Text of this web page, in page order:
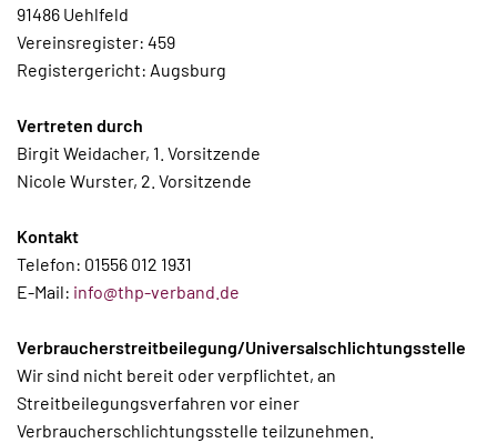
91486 Uehlfeld
Vereinsregister: 459
Registergericht: Augsburg
Vertreten durch
Birgit Weidacher, 1. Vorsitzende
Nicole Wurster, 2. Vorsitzende
Kontakt
Telefon: 01556 012 1931
E-Mail: info@thp-verband.de
Verbraucherstreitbeilegung/Universalschlichtungsstelle
Wir sind nicht bereit oder verpflichtet, an
Streitbeilegungsverfahren vor einer
Verbraucherschlichtungsstelle teilzunehmen.